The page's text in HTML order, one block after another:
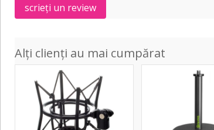
scrieți un review
Alți clienți au mai cumpărat
Broadcast
Microphone
Shock